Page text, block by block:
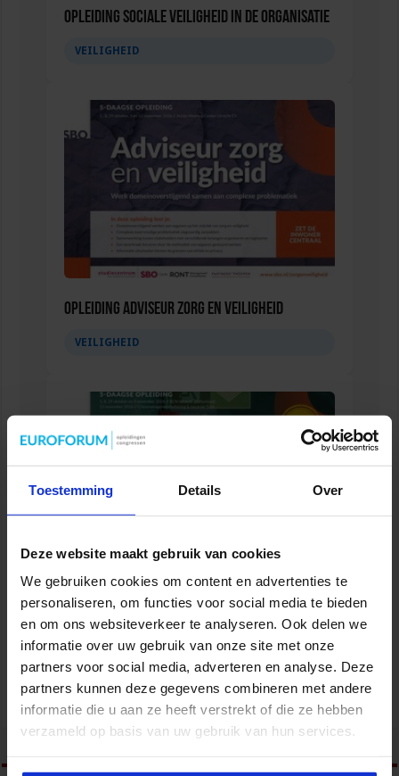
Toestemming Details Over
Deze website maakt gebruik van cookies
We gebruiken cookies om content en advertenties te
personaliseren, om functies voor social media te bieden
en om ons websiteverkeer te analyseren. Ook delen we
informatie over uw gebruik van onze site met onze
partners voor social media, adverteren en analyse. Deze
partners kunnen deze gegevens combineren met andere
informatie die u aan ze heeft verstrekt of die ze hebben
verzameld op basis van uw gebruik van hun services.
Opleiding Sociale Veiligheid in de Organisatie
VEILIGHEID
Opleiding Adviseur zorg en veiligheid
VEILIGHEID
Gebouwbeheer en veiligheid